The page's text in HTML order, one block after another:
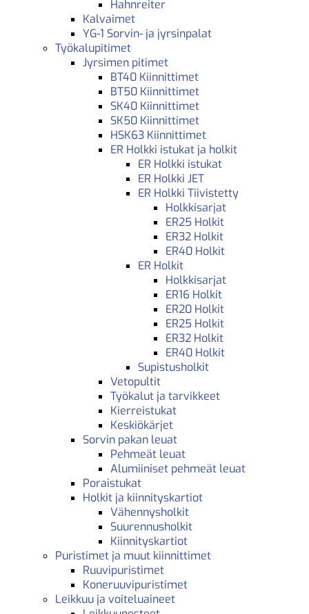
Hahnreiter
Kalvaimet
YG-1 Sorvin- ja jyrsinpalat
Työkalupitimet
Jyrsimen pitimet
BT40 Kiinnittimet
BT50 Kiinnittimet
SK40 Kiinnittimet
SK50 Kiinnittimet
HSK63 Kiinnittimet
ER Holkki istukat ja holkit
ER Holkki istukat
ER Holkki JET
ER Holkki Tiivistetty
Holkkisarjat
ER25 Holkit
ER32 Holkit
ER40 Holkit
ER Holkit
Holkkisarjat
ER16 Holkit
ER20 Holkit
ER25 Holkit
ER32 Holkit
ER40 Holkit
Supistusholkit
Vetopultit
Työkalut ja tarvikkeet
Kierreistukat
Keskiökärjet
Sorvin pakan leuat
Pehmeät leuat
Alumiiniset pehmeät leuat
Poraistukat
Holkit ja kiinnityskartiot
Vähennysholkit
Suurennusholkit
Kiinnityskartiot
Puristimet ja muut kiinnittimet
Ruuvipuristimet
Koneruuvipuristimet
Leikkuu ja voiteluaineet